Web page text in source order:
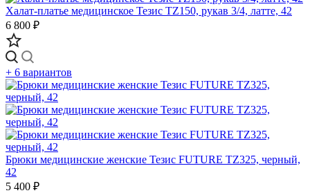
Халат-платье медицинское Тезис TZ150, рукав 3/4, латте, 42
6 800 ₽
+ 6 вариантов
Брюки медицинские женские Тезис FUTURE TZ325, черный,
42
5 400 ₽